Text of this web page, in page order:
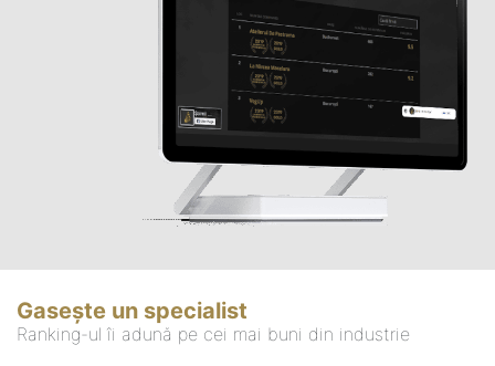
Gasește un specialist
Ranking-ul îi adună pe cei mai buni din industrie